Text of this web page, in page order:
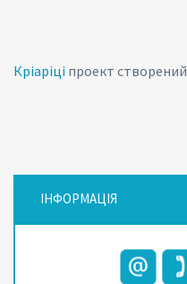
Кріаріці проект створений
ІНФОРМАЦІЯ